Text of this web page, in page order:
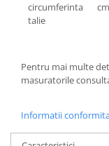
circumferinta
talie
cm
Pentru mai multe
masuratorile
Informatii